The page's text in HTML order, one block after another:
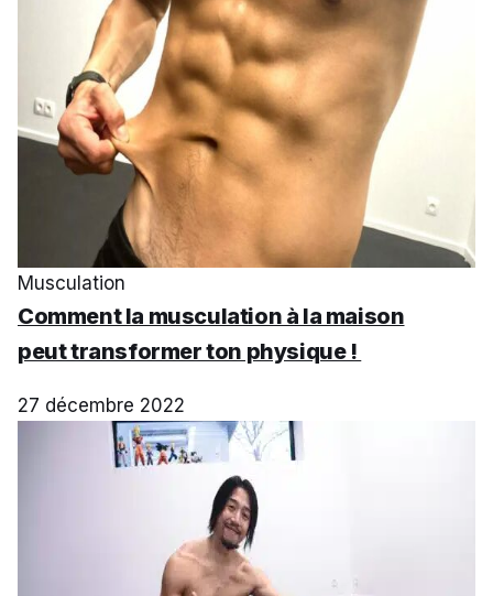
Musculation
Comment la musculation à la maison
peut transformer ton physique !
27 décembre 2022